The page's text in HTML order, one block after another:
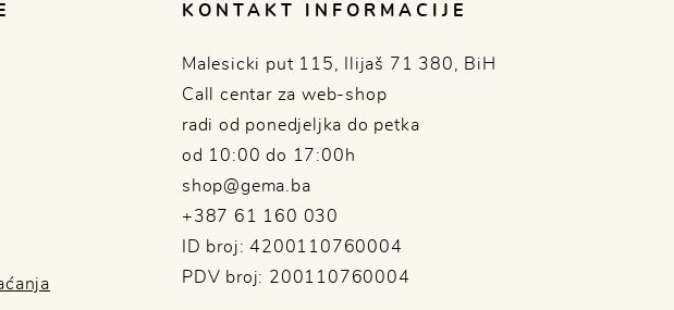
KONTAKT INFORMACIJE
Malesicki put 115, Ilijaš 71 380, BiH
Call centar za web-shop
radi od ponedjeljka do petka
od 10:00 do 17:00h
shop@gema.ba
+387 61 160 030
ID broj: 4200110760004
PDV broj: 200110760004